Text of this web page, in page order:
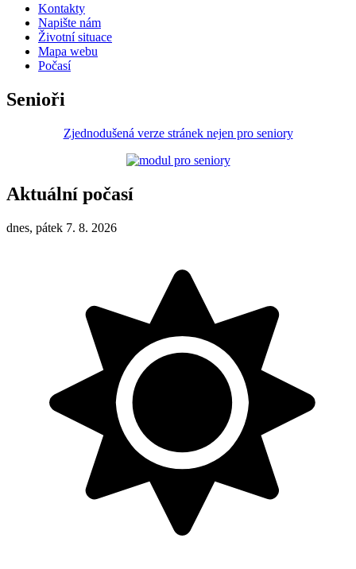
Kontakty
Napište nám
Životní situace
Mapa webu
Počasí
Senioři
Zjednodušená verze stránek nejen pro seniory
Aktuální počasí
dnes, pátek 7. 8. 2026